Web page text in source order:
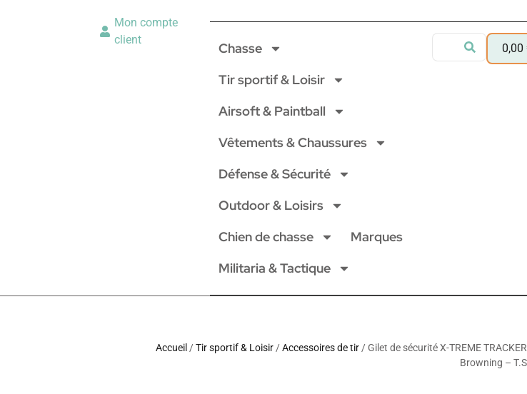
Mon compte
client
Chasse
Tir sportif & Loisir
Airsoft & Paintball
Vêtements & Chaussures
Défense & Sécurité
Outdoor & Loisirs
Chien de chasse
Marques
Militaria & Tactique
0,00
Accueil /Tir sportif & Loisir /Accessoires de tir / Gilet de sécurité X-TREME TRACKER
Browning – T.S